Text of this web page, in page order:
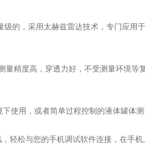
级的，采用太赫兹雷达技术，专门应用
量精度高，穿透力好，不受测量环境等
使用，或者简单过程控制的液体罐体测
轻松与您的手机调试软件连接，在手